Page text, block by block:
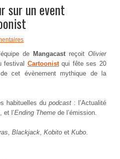
sur un event
de Mangacast reçoitOlivier
festival Cartoonistqui fête ses 20
cet évènement mythique de la
habituelles du podcast : l’Actualité
et l’Ending Theme de l’émission.
, Blackjack, Kobito et Kubo.